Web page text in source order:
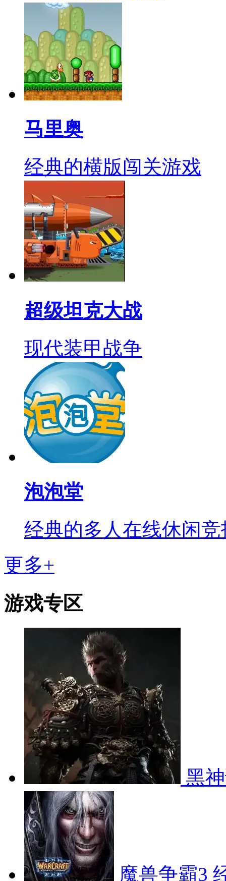
马里奥
经典的横版闯关游戏
超级坦克大战
现代装甲战争
泡泡堂
经典的多人在线休闲
更多+
游戏专区
黑
魔兽争霸3